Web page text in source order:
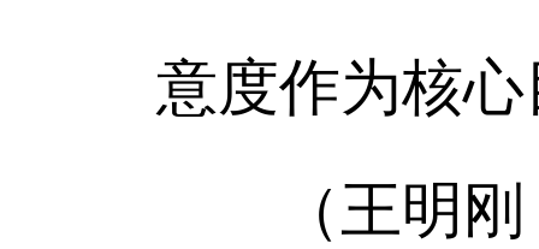
意度作为核
（王明刚